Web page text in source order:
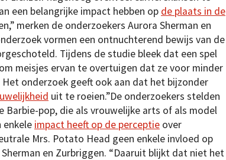
een belangrijke impact hebben op de plaats in de
merken de onderzoekers Aurora Sherman en
vormen een ontnuchterend bewijs van de
Tijdens de studie bleek dat een spel
meisjes ervan te overtuigen dat ze voor minder
onderzoek geeft ook aan dat het bijzonder
uit te roeien.”De onderzoekers stelden
pop, die als vrouwelijke arts of als model
enkele impact heeft op de perceptie over
Mrs. Potato Head geen enkele invloed op
en Zurbriggen. “Daaruit blijkt dat niet het